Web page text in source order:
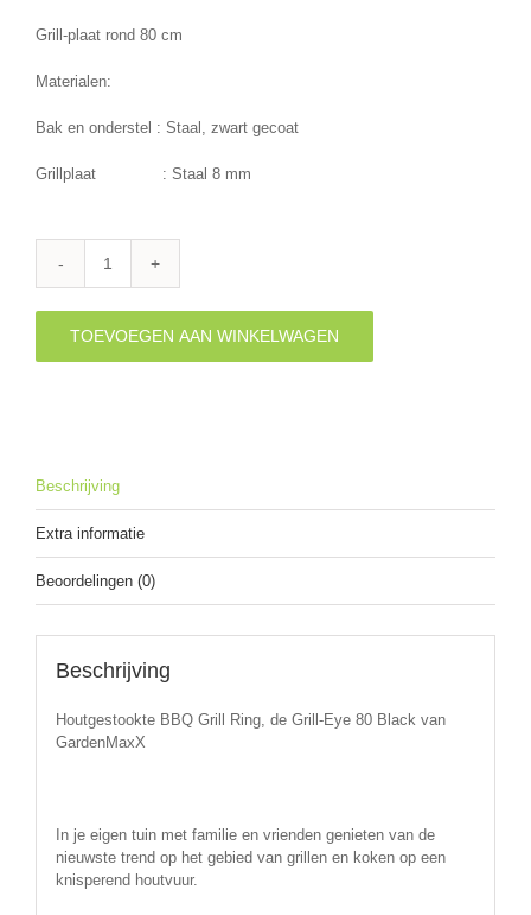
Grill-plaat rond 80 cm
Materialen:
Bak en onderstel : Staal, zwart gecoat
Grillplaat : Staal 8 mm
Grill-
-
Grill-
TOEVOEGEN AAN WINKELWAGEN
Beschrijving
Extra informatie
Beoordelingen (0)
Beschrijving
Houtgestookte BBQ Grill Ring, de Grill-Eye 80 Black van
GardenMaxX
In je eigen tuin met familie en vrienden genieten van de
nieuwste trend op het gebied van grillen en koken op een
knisperend houtvuur.